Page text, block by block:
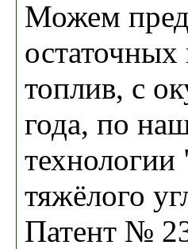
Можем
топлив, с
года, по
тяжёлого
Патент №